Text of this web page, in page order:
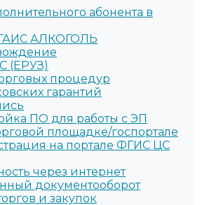
абонента в
АЛКОГОЛЬ
(ЕРУЗ)
процедур
гарантий
ПО для работы с ЭП
площадке/госпортале
на портале ФГИС ЦС
через интернет
документооборот
и закупок